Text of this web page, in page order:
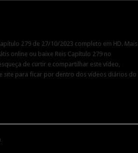
279 de 27/10/2023 completo em HD. Mais
online ou baixe Reis Capítulo 279 no
de curtir e compartilhar este vídeo,
site para ficar por dentro dos vídeos diários do